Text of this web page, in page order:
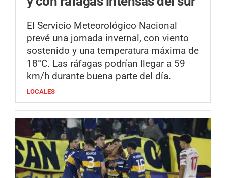
El Servicio Meteorológico Nacional
prevé una jornada invernal, con viento
sostenido y una temperatura máxima de
18°C. Las ráfagas podrían llegar a 59
km/h durante buena parte del día.
LOCALES